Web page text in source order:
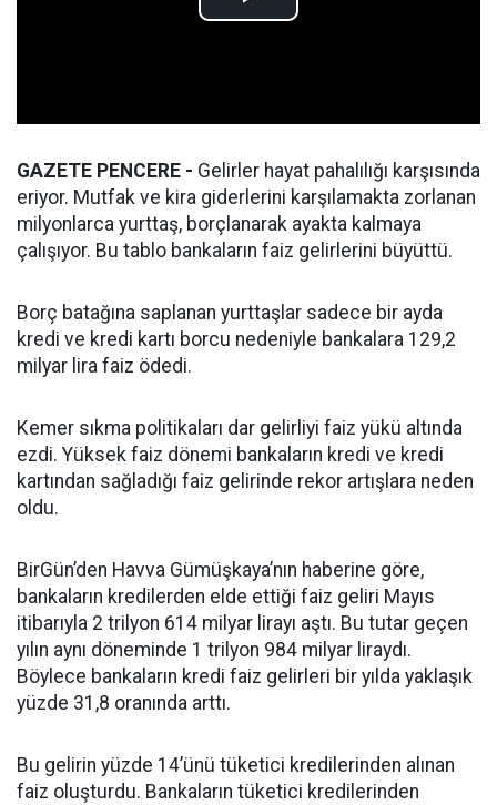
GAZETE PENCERE - Gelirler hayat pahalılığı karşısında
eriyor. Mutfak ve kira giderlerini karşılamakta zorlanan
milyonlarca yurttaş, borçlanarak ayakta kalmaya
çalışıyor. Bu tablo bankaların faiz gelirlerini büyüttü.
Borç batağına saplanan yurttaşlar sadece bir ayda
kredi ve kredi kartı borcu nedeniyle bankalara 129,2
milyar lira faiz ödedi.
Kemer sıkma politikaları dar gelirliyi faiz yükü altında
ezdi. Yüksek faiz dönemi bankaların kredi ve kredi
kartından sağladığı faiz gelirinde rekor artışlara neden
oldu.
BirGün’den Havva Gümüşkaya’nın haberine göre,
bankaların kredilerden elde ettiği faiz geliri Mayıs
itibarıyla 2 trilyon 614 milyar lirayı aştı. Bu tutar geçen
yılın aynı döneminde 1 trilyon 984 milyar liraydı.
Böylece bankaların kredi faiz gelirleri bir yılda yaklaşık
yüzde 31,8 oranında arttı.
Bu gelirin yüzde 14’ünü tüketici kredilerinden alınan
faiz oluşturdu. Bankaların tüketici kredilerinden